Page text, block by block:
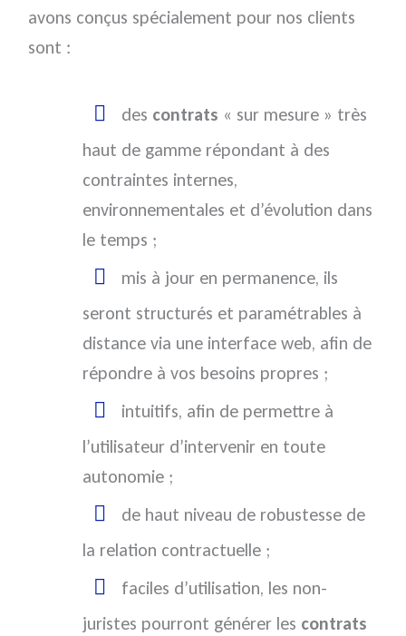
avons conçus spécialement pour nos clients
sont :
des contrats « sur mesure » très
haut de gamme répondant à des
contraintes internes,
environnementales et d’évolution dans
le temps ;
mis à jour en permanence, ils
seront structurés et paramétrables à
distance via une interface web, afin de
répondre à vos besoins propres ;
intuitifs, afin de permettre à
l’utilisateur d’intervenir en toute
autonomie ;
de haut niveau de robustesse de
la relation contractuelle ;
faciles d’utilisation, les non-
juristes pourront générer les contrats